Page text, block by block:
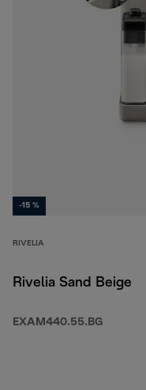
-15 %
RIVELIA
Rivelia Sand Beige
EXAM440.55.BG